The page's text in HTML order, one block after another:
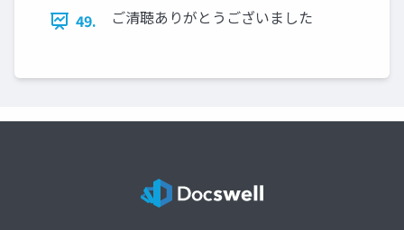
49.
ご清聴ありがとうございました